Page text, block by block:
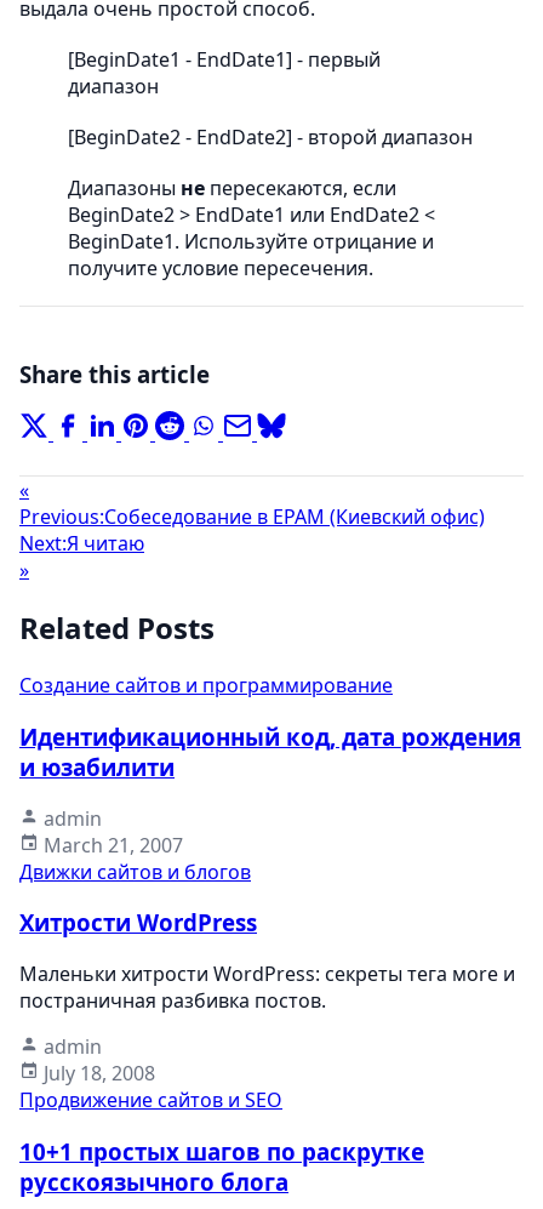
выдала очень простой способ.
[BeginDate1 - EndDate1] - первый
диапазон
[BeginDate2 - EndDate2] - второй диапазон
Диапазоны не пересекаются, если
BeginDate2 > EndDate1 или EndDate2 <
BeginDate1. Используйте отрицание и
получите условие пересечения.
Share this article
«
Previous:Собеседование в EPAM (Киевский офис)
Next:Я читаю
»
Related Posts
Создание сайтов и программирование
Идентификационный код, дата рождения
и юзабилити
admin
March 21, 2007
Движки сайтов и блогов
Хитрости WordPress
Маленьки хитрости WordPress: секреты тега мore и
постраничная разбивка постов.
admin
July 18, 2008
Продвижение сайтов и SEO
10+1 простых шагов по раскрутке
русскоязычного блога